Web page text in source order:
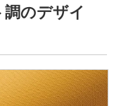
調のデザイ